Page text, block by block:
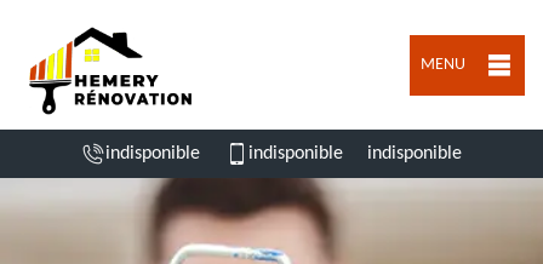
MENU
indisponible indisponible indisponible